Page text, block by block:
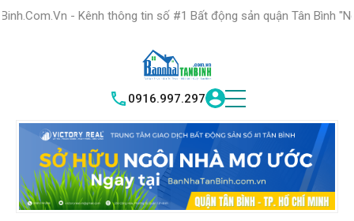
thông tin số #1 Bất động sản quận Tân Bình "Nơi bạn tìm
0916.997.297
HỆ THỐNG TRUNG TÂM GIAO DỊCH BĐS TỐT NHẤT QUẬN
TÂN BÌNHVICTORY REAL TÌM HIỂU NG|